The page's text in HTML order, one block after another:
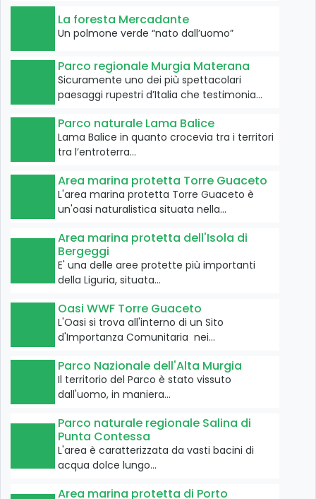
La foresta Mercadante
Un polmone verde “nato dall’uomo”
Parco regionale Murgia Materana
Sicuramente uno dei più spettacolari
paesaggi rupestri d’Italia che testimonia…
Parco naturale Lama Balice
Lama Balice in quanto crocevia tra i territori
tra l’entroterra…
Area marina protetta Torre Guaceto
L'area marina protetta Torre Guaceto è
un'oasi naturalistica situata nella…
Area marina protetta dell'Isola di
Bergeggi
E' una delle aree protette più importanti
della Liguria, situata…
Oasi WWF Torre Guaceto
L'Oasi si trova all'interno di un Sito
d'Importanza Comunitaria nei…
Parco Nazionale dell'Alta Murgia
Il territorio del Parco è stato vissuto
dall'uomo, in maniera…
Parco naturale regionale Salina di
Punta Contessa
L'area è caratterizzata da vasti bacini di
acqua dolce lungo…
Area marina protetta di Porto